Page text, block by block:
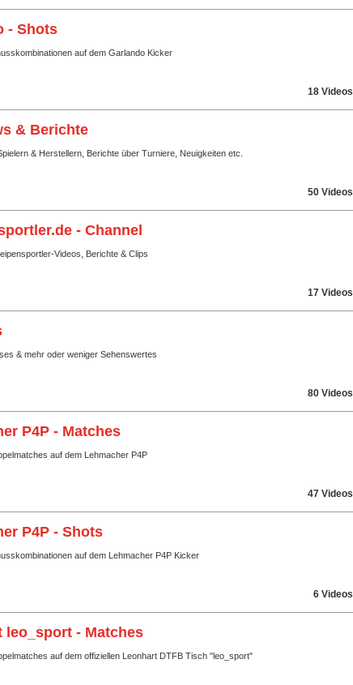
- Shots
auf dem Garlando Kicker
18 Videos
& Berichte
& Herstellern, Berichte über Turniere, Neuigkeiten etc.
50 Videos
- Channel
Videos, Berichte & Clips
17 Videos
& mehr oder weniger Sehenswertes
80 Videos
P4P - Matches
auf dem Lehmacher P4P
47 Videos
P4P - Shots
auf dem Lehmacher P4P Kicker
6 Videos
leo_sport - Matches
auf dem offiziellen Leonhart DTFB Tisch "leo_sport"